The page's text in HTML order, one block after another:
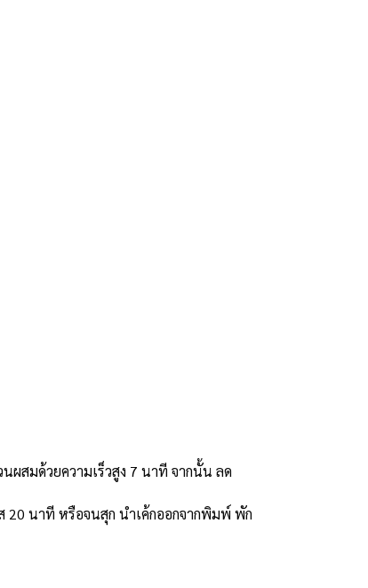
ผสมด้วยความเร็วสูง 7 นาที จากนั้น ลด
นาที หรือจนสุก นำเค้กออกจากพิมพ์ พัก